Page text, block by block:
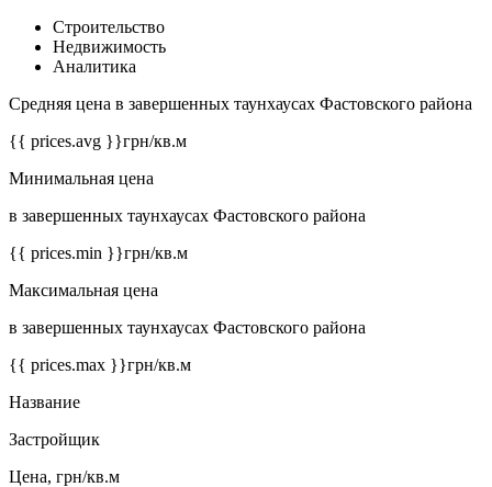
Строительство
Недвижимость
Аналитика
Средняя цена в завершенных таунхаусах Фастовского района
{{ prices.avg }}грн/кв.м
Минимальная цена
в завершенных таунхаусах Фастовского района
{{ prices.min }}грн/кв.м
Максимальная цена
в завершенных таунхаусах Фастовского района
{{ prices.max }}грн/кв.м
Название
Застройщик
Цена, грн/кв.м